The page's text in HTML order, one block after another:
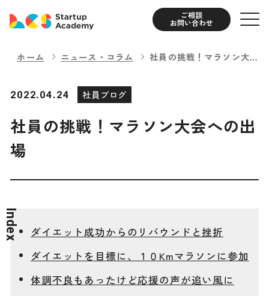
ご相談
お問い合わせ
ホーム ニュース・コラム
社員の挑戦！マラソン大会
2022.04.24 社員ブログ
社員の挑戦！マラソン大会への出
場
Index
ダイエット成功からのリバウンドと挫折
ダイエットを目標に、１０Kmマラソンに参加
体調不良もあったけど応援の声が追い風に